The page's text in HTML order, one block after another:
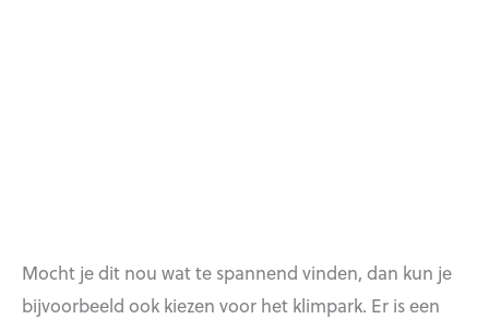
Mocht je dit nou wat te spannend vinden, dan kun je
bijvoorbeeld ook kiezen voor het klimpark. Er is een